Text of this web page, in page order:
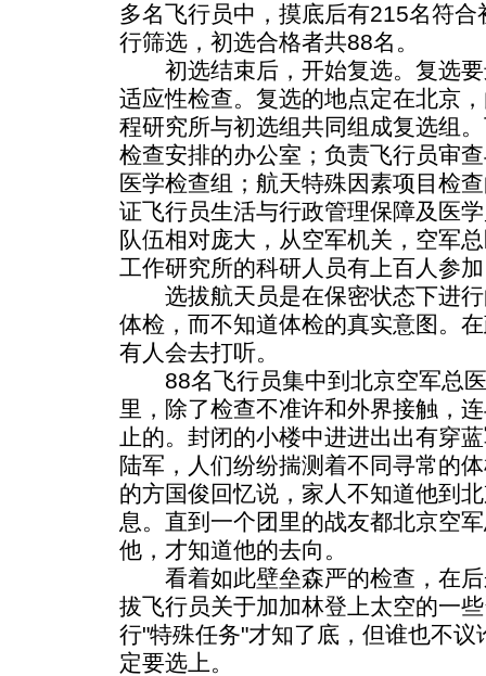
多名飞行员中，摸底后有215名符
行筛选，初选合格者共88名。
初选结束后，开始复选。复选要
适应性检查。复选的地点定在北京
程研究所与初选组共同组成复选组
检查安排的办公室；负责飞行员审
医学检查组；航天特殊因素项目检
证飞行员生活与行政管理保障及医
队伍相对庞大，从空军机关，空军
工作研究所的科研人员有上百人参
选拔航天员是在保密状态下进行
体检，而不知道体检的真实意图。
有人会去打听。
88名飞行员集中到北京空军总医
里，除了检查不准许和外界接触，
止的。封闭的小楼中进进出出有穿
陆军，人们纷纷揣测着不同寻常的
的方国俊回忆说，家人不知道他到
息。直到一个团里的战友都北京空
他，才知道他的去向。
看着如此壁垒森严的检查，在后
拔飞行员关于加加林登上太空的一
行"特殊任务"才知了底，但谁也不
定要选上。